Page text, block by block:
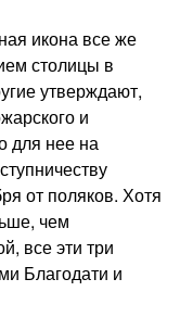
икона все же
столицы в
утверждают,
и
для нее на
от поляков. Хотя
чем
все эти три
Благодати и